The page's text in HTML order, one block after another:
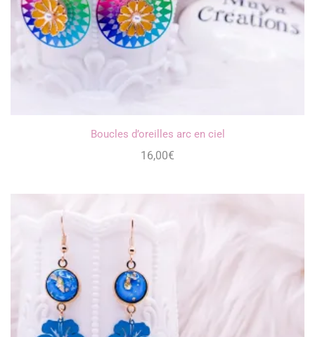
Boucles d’oreilles arc en ciel
16,00€